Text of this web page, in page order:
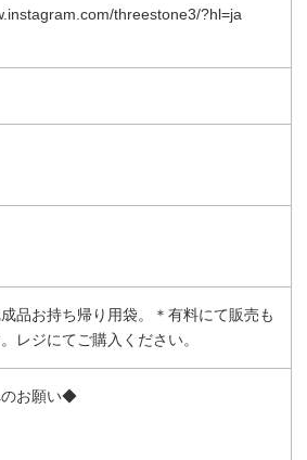
threestone3/?hl=ja
品お持ち帰り用袋。＊有料にて販売も
レジにてご購入ください。
お願い◆